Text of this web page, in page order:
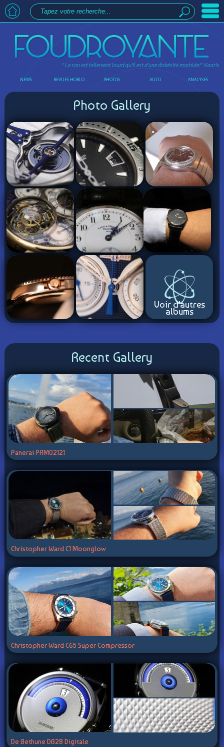
" Le son est tellement lourd qu'il est d'une d'obésité morbide!" Kaaris
NEWS REVUES HORLO PHOTOS AUTO ANALYSES
Photo Gallery
Voir d'autres
albums
Recent Gallery
Panerai PAM02121
Christopher Ward C1 Moonglow
Christopher Ward C65 Super Compressor
De Bethune DB28 Digitale